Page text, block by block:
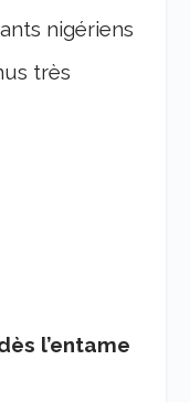
nigériens
très
l’entame